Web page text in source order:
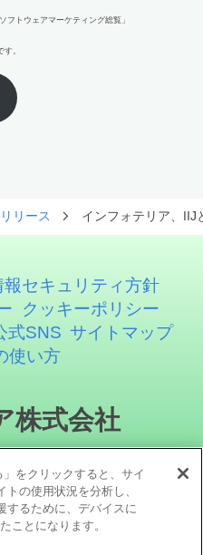
トウェアマーケティング総覧」
。
リース インフォテリア、IIJ
報セキュリティ方針
クッキーポリシー
式SNS サイトマップ
使い方
株式会社
」をクリックすると、サイ
トの使用状況を分析し、
するために、デバイスに
ことになります。